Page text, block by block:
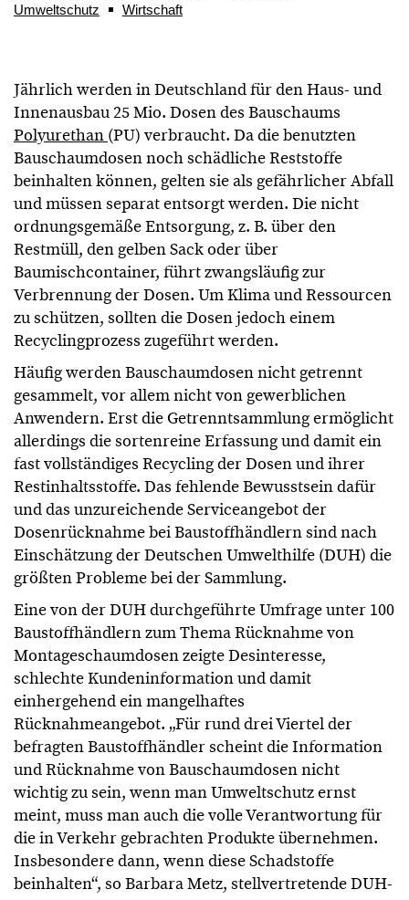
Umweltschutz
Wirtschaft
Jährlich werden in Deutschland für den Haus- und
Innenausbau 25 Mio. Dosen des Bauschaums
Polyurethan (PU) verbraucht. Da die benutzten
Bauschaumdosen noch schädliche Reststoffe
beinhalten können, gelten sie als gefährlicher Abfall
und müssen separat entsorgt werden. Die nicht
ordnungsgemäße Entsorgung, z. B. über den
Restmüll, den gelben Sack oder über
Baumischcontainer, führt zwangsläufig zur
Verbrennung der Dosen. Um Klima und Ressourcen
zu schützen, sollten die Dosen jedoch einem
Recyclingprozess zugeführt werden.
Häufig werden Bauschaumdosen nicht getrennt
gesammelt, vor allem nicht von gewerblichen
Anwendern. Erst die Getrenntsammlung ermöglicht
allerdings die sortenreine Erfassung und damit ein
fast vollständiges Recycling der Dosen und ihrer
Restinhaltsstoffe. Das fehlende Bewusstsein dafür
und das unzureichende Serviceangebot der
Dosenrücknahme bei Baustoffhändlern sind nach
Einschätzung der Deutschen Umwelthilfe (DUH) die
größten Probleme bei der Sammlung.
Eine von der DUH durchgeführte Umfrage unter 100
Baustoffhändlern zum Thema Rücknahme von
Montageschaumdosen zeigte Desinteresse,
schlechte Kundeninformation und damit
einhergehend ein mangelhaftes
Rücknahmeangebot. „Für rund drei Viertel der
befragten Baustoffhändler scheint die Information
und Rücknahme von Bauschaumdosen nicht
wichtig zu sein, wenn man Umweltschutz ernst
meint, muss man auch die volle Verantwortung für
die in Verkehr gebrachten Produkte übernehmen.
Insbesondere dann, wenn diese Schadstoffe
beinhalten“, so Barbara Metz, stellvertretende DUH-